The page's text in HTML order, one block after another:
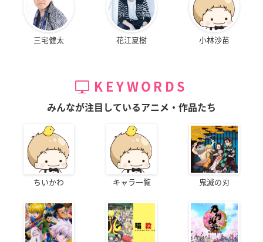
三宅健太 花江夏樹 小林沙苗
KEYWORDS
みんなが注目しているアニメ・作品たち
ちいかわ キャラ一覧 鬼滅の刃